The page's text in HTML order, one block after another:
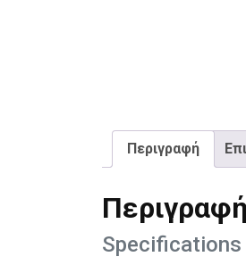
Περιγραφή
Περιγραφή
Specifications